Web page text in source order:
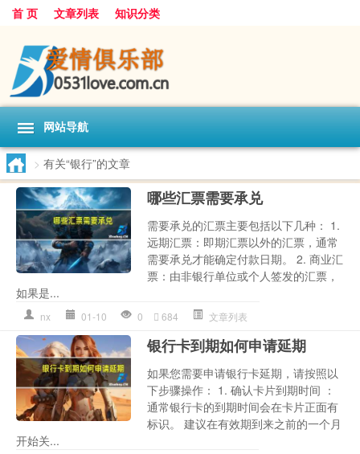
首 页 文章列表 知识分类
网站导航
> 有关“银行”的文章
哪些汇票需要承兑
需要承兑的汇票主要包括以下几种： 1.
远期汇票：即期汇票以外的汇票，通常
需要承兑才能确定付款日期。 2. 商业汇
票：由非银行单位或个人签发的汇票，
如果是...
nx 01-10 0 684 文章列表
银行卡到期如何申请延期
如果您需要申请银行卡延期，请按照以
下步骤操作： 1. 确认卡片到期时间 ：
通常银行卡的到期时间会在卡片正面有
标识。 建议在有效期到来之前的一个月
开始关...